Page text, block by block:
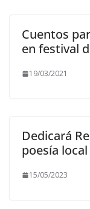
Cuentos
en festival
19/03/2021
Dedicará
poesía local
15/05/2023